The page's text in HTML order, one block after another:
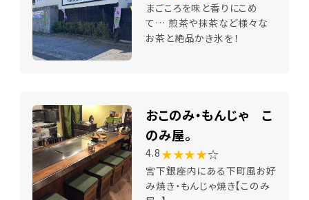
まごころを味と香りにこめ
て… 煎茶や抹茶など様々な
お茶と絶品かき氷を！
おこのみ・もんじゃ こ
のみ屋。
4.8 ★★★★☆
宮下銀座内にある下町風お好
み焼き・もんじゃ焼き【このみ